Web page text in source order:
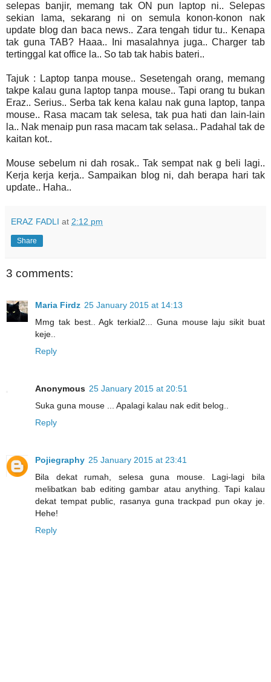
selepas banjir, memang tak ON pun laptop ni.. Selepas
sekian lama, sekarang ni on semula konon-konon nak
update blog dan baca news.. Zara tengah tidur tu.. Kenapa
tak guna TAB? Haaa.. Ini masalahnya juga.. Charger tab
tertinggal kat office la.. So tab tak habis bateri..
Tajuk : Laptop tanpa mouse.. Sesetengah orang, memang
takpe kalau guna laptop tanpa mouse.. Tapi orang tu bukan
Eraz.. Serius.. Serba tak kena kalau nak guna laptop, tanpa
mouse.. Rasa macam tak selesa, tak pua hati dan lain-lain
la.. Nak menaip pun rasa macam tak selasa.. Padahal tak de
kaitan kot..
Mouse sebelum ni dah rosak.. Tak sempat nak g beli lagi..
Kerja kerja kerja.. Sampaikan blog ni, dah berapa hari tak
update.. Haha..
ERAZ FADLI at 2:12 pm
Share
3 comments:
Maria Firdz 25 January 2015 at 14:13
Mmg tak best.. Agk terkial2... Guna mouse laju sikit buat
keje..
Reply
Anonymous 25 January 2015 at 20:51
Suka guna mouse ... Apalagi kalau nak edit belog..
Reply
Pojiegraphy 25 January 2015 at 23:41
Bila dekat rumah, selesa guna mouse. Lagi-lagi bila
melibatkan bab editing gambar atau anything. Tapi kalau
dekat tempat public, rasanya guna trackpad pun okay je.
Hehe!
Reply